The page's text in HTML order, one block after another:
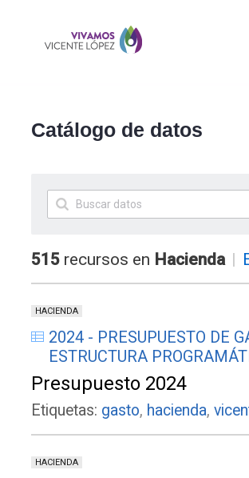
Catálogo de datos
515 recursos en Hacienda |
HACIENDA
2024 - PRESUPUESTO DE
ESTRUCTURA
Presupuesto 2024
Etiquetas: gasto, hacienda,
HACIENDA